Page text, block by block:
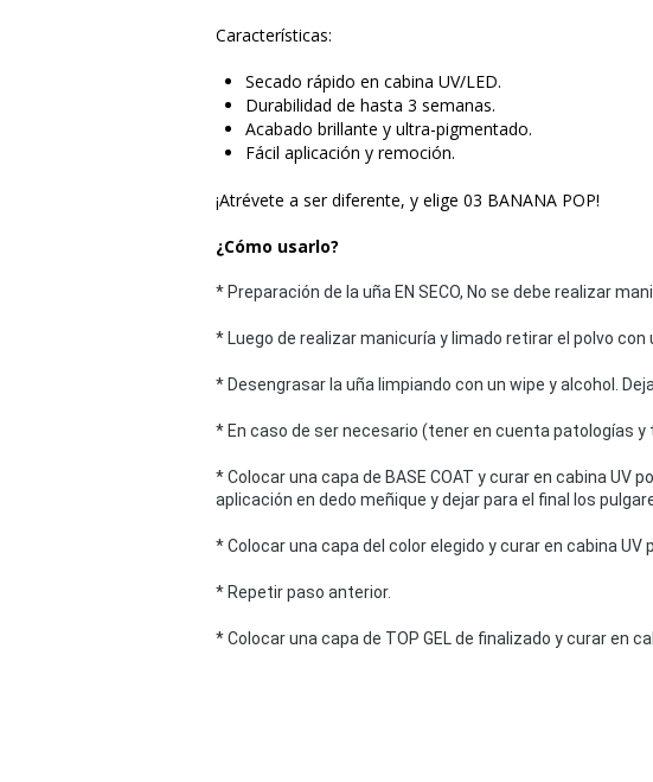
Características:
Secado rápido en cabina UV/LED.
Durabilidad de hasta 3 semanas.
Acabado brillante y ultra-pigmentado.
Fácil aplicación y remoción.
¡Atrévete a ser diferente, y elige 03 BANANA POP!
¿Cómo usarlo?
* Preparación de la uña EN SECO, No se debe realizar
* Luego de realizar manicuría y limado retirar el polvo con
* Desengrasar la uña limpiando con un wipe y alcohol.
* En caso de ser necesario (tener en cuenta patologías y
* Colocar una capa de BASE COAT y curar en cabina UV
aplicación en dedo meñique y dejar para el final los
* Colocar una capa del color elegido y curar en cabina UV
* Repetir paso anterior.
* Colocar una capa de TOP GEL de finalizado y curar en